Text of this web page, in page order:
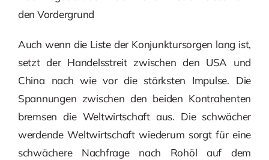
den Vordergrund
Auch wenn die Liste der Konjunktursorgen lang ist,
setzt der Handelsstreit zwischen den USA und
China nach wie vor die stärksten Impulse. Die
Spannungen zwischen den beiden Kontrahenten
bremsen die Weltwirtschaft aus. Die schwächer
werdende Weltwirtschaft wiederum sorgt für eine
schwächere Nachfrage nach Rohöl auf dem